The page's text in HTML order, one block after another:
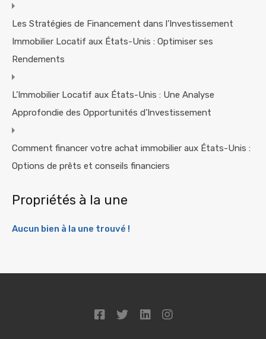
Les Stratégies de Financement dans l’Investissement
Immobilier Locatif aux États-Unis : Optimiser ses
Rendements
L’Immobilier Locatif aux États-Unis : Une Analyse
Approfondie des Opportunités d’Investissement
Comment financer votre achat immobilier aux États-Unis :
Options de prêts et conseils financiers
Propriétés à la une
Aucun bien à la une trouvé !